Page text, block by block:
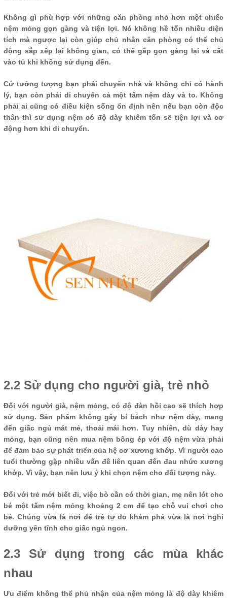
Không gì phù hợp với những căn phòng nhỏ hơn một chiếc
nệm mỏng gọn gàng và tiện lợi. Nó không hề tốn nhiều diện
tích mà ngược lại còn giúp chủ nhân căn phòng có thể chủ
động sắp xếp lại không gian, có thể gấp gọn gàng lại và cất
vào tủ khi không sử dụng đến.
Cứ tưởng tượng bạn phải chuyển nhà và không chỉ có hành
lý, bạn còn phải di chuyển cả một tấm nệm dày và to. Không
phải ai cũng có điều kiện sống ổn định nên nếu bạn còn độc
thân thì sử dụng nệm có độ dày khiêm tốn sẽ tiện lợi và cơ
động hơn khi di chuyển.
2.2 Sử dụng cho người già, trẻ nhỏ
Đối với người già, nệm mỏng, có độ đàn hồi cao sẽ thích hợp
sử dụng. Sản phẩm không gây bí bách như nệm dày, mang
đến giấc ngủ mát mẻ, thoải mái hơn. Tuy nhiên, dù dày hay
mỏng, bạn cũng nên mua nệm bông ép với độ nệm vừa phải
để đảm bảo sự phát triển của hệ cơ xương khớp. Vì người cao
tuổi thường gặp nhiều vấn đề liên quan đến đau nhức xương
khớp. Vì vậy, bạn nên lưu ý khi chọn nệm cho đối tượng này.
Đối với trẻ mới biết đi, việc bò cần có thời gian, mẹ nên lót cho
bé một tấm nệm mỏng khoảng 2 cm để tạo chỗ vui chơi cho
bé. Chúng vừa là nơi để trẻ tự do khám phá vừa là nơi nghỉ
dưỡng yên tĩnh cho giấc ngủ ngon.
2.3 Sử dụng trong các mùa khác
nhau
Ưu điểm không thể phủ nhận của nệm mỏng là độ dày khiêm